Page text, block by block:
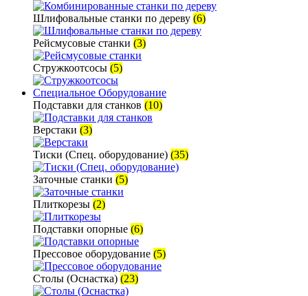
Шлифовальные станки по дереву (6)
Рейсмусовые станки (3)
Стружкоотсосы (5)
Специальное Оборудование
Подставки для станков (10)
Верстаки (3)
Тиски (Спец. оборудование) (35)
Заточные станки (5)
Плиткорезы (2)
Подставки опорные (6)
Прессовое оборудование (5)
Столы (Оснастка) (23)